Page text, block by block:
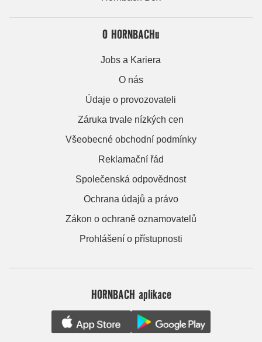
O HORNBACHu
Jobs a Kariera
O nás
Údaje o provozovateli
Záruka trvale nízkých cen
Všeobecné obchodní podmínky
Reklamační řád
Společenská odpovědnost
Ochrana údajů a právo
Zákon o ochraně oznamovatelů
Prohlášení o přístupnosti
HORNBACH aplikace